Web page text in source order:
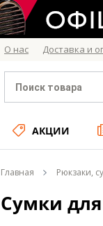
О нас Доставка и
АКЦИИ
Главная Рюкзаки,
Cумки